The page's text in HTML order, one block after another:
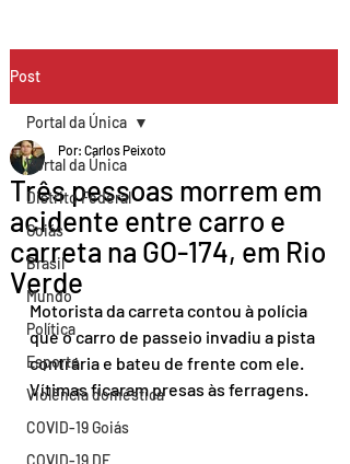
Post
Portal da Única
Distrito Federal
Goiás
Brasil
Mundo
Política
Esporte
Violência doméstica
COVID-19 Goiás
COVID-19 DF
Portal da Única
Três pessoas morrem em
acidente entre carro e
carreta na GO-174, em Rio
Verde
Por: Carlos Peixoto
Motorista da carreta contou à polícia
que o carro de passeio invadiu a pista
contrária e bateu de frente com ele.
Vítimas ficaram presas às ferragens.